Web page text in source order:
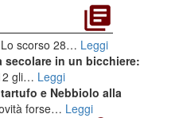
Lo scorso 28… Leggi
secolare in un bicchiere:
gli… Leggi
e Nebbiolo alla
forse… Leggi